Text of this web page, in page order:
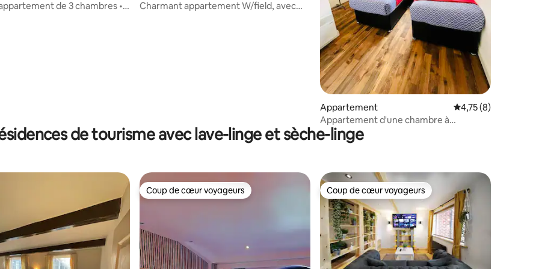
la base de 11 commentaires : 4,55 sur 5
de 3 chambres •
Charmant appartement W/field, avec
Appartement Évaluation
4,75 (8)
Appartement d'une chambre à
proximité du centre-ville de Leeds
de tourisme avec lave-linge et sèche-linge
Coup de cœur voyageurs
Coup de cœur voyageurs Coup de cœur voyageurs
Coup de cœur voyageurs